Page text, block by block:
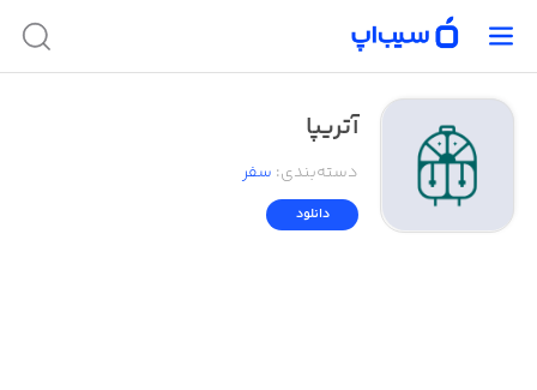
آتریپا
دسته‌بندی: سفر
دانلود